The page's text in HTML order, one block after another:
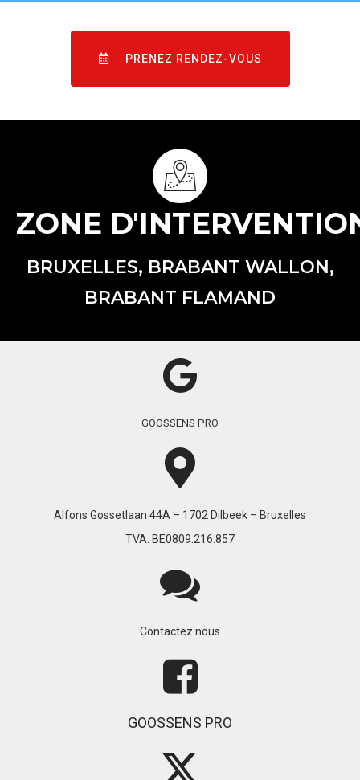
PRENEZ RENDEZ-VOUS
ZONE
BRUXELLES, BRABANT WALLON,
BRABANT FLAMAND
GOOSSENS PRO
Alfons Gossetlaan 44A – 1702 Dilbeek – Bruxelles
TVA: BE0809.216.857
Contactez nous
GOOSSENS PRO